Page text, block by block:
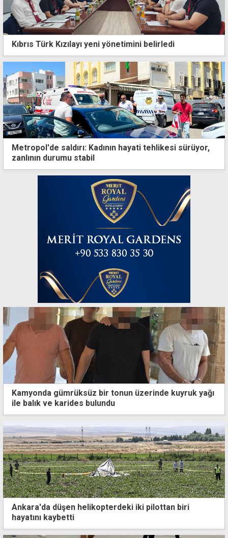
Kıbrıs Türk Kızılayı yeni yönetimini belirledi
Metropol'de saldırı: Kadının hayati tehlikesi sürüyor,
zanlının durumu stabil
Kamyonda gümrüksüz bir tonun üzerinde kuyruk yağı
ile balık ve karides bulundu
Ankara'da düşen helikopterdeki iki pilottan biri
hayatını kaybetti